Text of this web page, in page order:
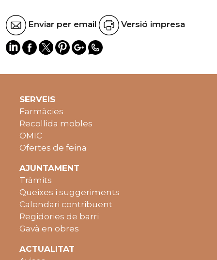
Enviar per email Versió impresa
SERVEIS
Farmàcies
Recollida mobles
OMIC
Ofertes de feina
AJUNTAMENT
Tràmits
Queixes i suggeriments
Calendari contribuent
Regidories de barri
Gavà en obres
ACTUALITAT